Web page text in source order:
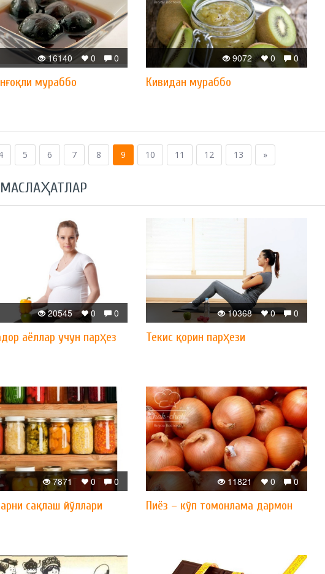
0
0
16140
мураббо
0
0
9072
Кивидан мураббо
5 6 7 8 9 10 11 12 13 »
0
0
20545
аёллар учун парҳез
0
0
10368
Текис қорин парҳези
0
0
7871
сақлаш йўллари
0
0
11821
Пиёз – кўп томонлама дармон